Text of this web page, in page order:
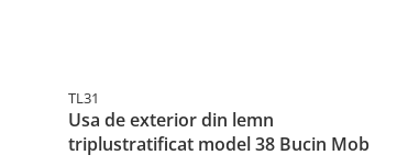
TL31
Usa de exterior din lemn
triplustratificat model 38 Bucin Mob